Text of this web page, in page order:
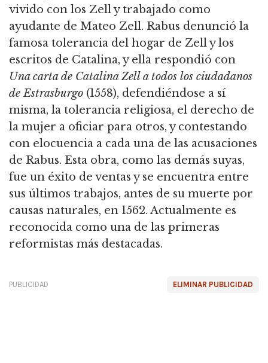
vivido con los Zell y trabajado como
ayudante de Mateo Zell. Rabus denunció la
famosa tolerancia del hogar de Zell y los
escritos de Catalina, y ella respondió con
Una carta de Catalina Zell a todos los ciudadanos
de Estrasburgo (1558), defendiéndose a sí
misma, la tolerancia religiosa, el derecho de
la mujer a oficiar para otros, y contestando
con elocuencia a cada una de las acusaciones
de Rabus. Esta obra, como las demás suyas,
fue un éxito de ventas y se encuentra entre
sus últimos trabajos, antes de su muerte por
causas naturales, en 1562. Actualmente es
reconocida como una de las primeras
reformistas más destacadas.
ELIMINAR PUBLICIDAD
PUBLICIDAD